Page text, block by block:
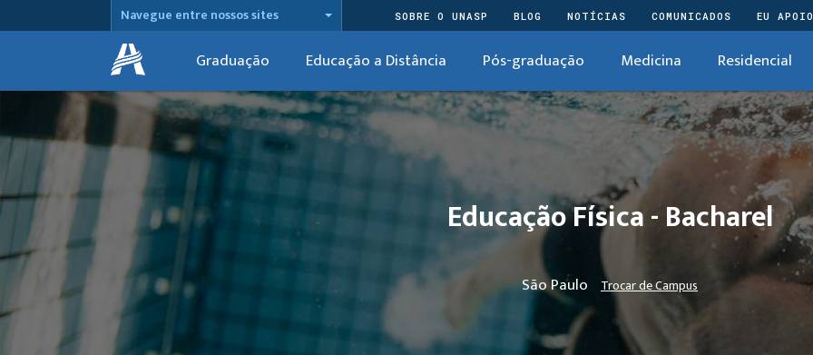
Navegue entre nossos sites SOBRE O UNASP BLOG NOTÍCIAS COMUNICADOS EU APOIO
Graduação Educação a Distância Pós-graduação Medicina Residencial
Educação Física - Bacharel
São Paulo Trocar de Campus